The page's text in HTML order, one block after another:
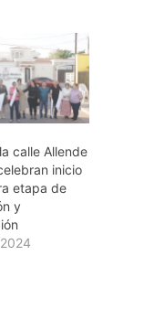
calle Allende
inicio
etapa de
y